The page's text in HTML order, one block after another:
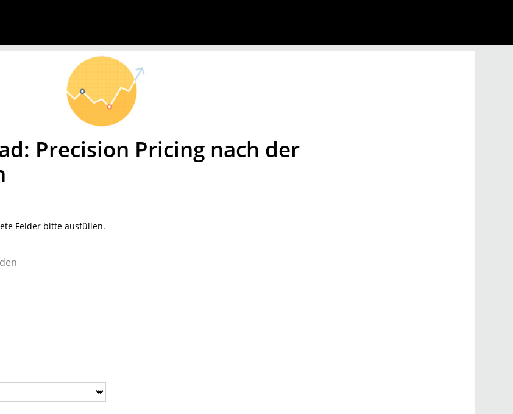
Precision Pricing nach der
Felder bitte ausfüllen.